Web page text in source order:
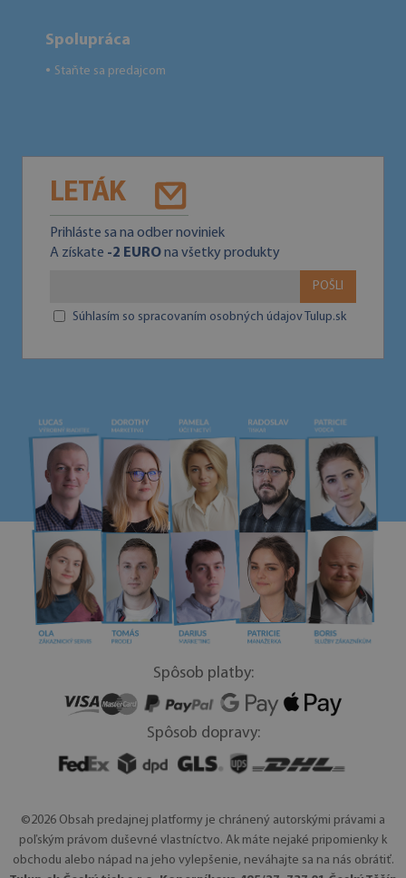
Spolupráca
● Staňte sa predajcom
LETÁK
Prihláste sa na odber noviniek
A získate -2 EUROna všetky produkty
POŠLI
Súhlasím so spracovaním osobných údajov Tulup.sk
Spôsob platby:
Spôsob dopravy:
©2026 Obsah predajnej platformy je chránený autorskými právami a
poľským právom duševné vlastníctvo. Ak máte nejaké pripomienky k
obchodu alebo nápad na jeho vylepšenie, neváhajte sa na nás obrátiť.